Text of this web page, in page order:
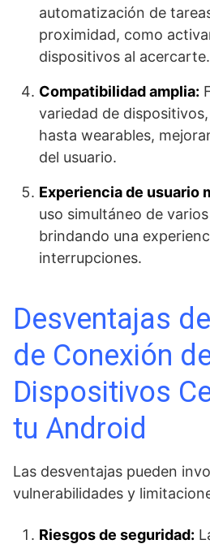
automatización de
proximidad, como
dispositivos al acercarte.
Compatibilidad amplia:
variedad de
hasta wearables,
del usuario.
Experiencia de usuario
uso simultáneo de
brindando una
interrupciones.
Desventajas
de Conexión
Dispositivos
tu Android
Las desventajas pueden
vulnerabilidades y
Riesgos de seguridad: